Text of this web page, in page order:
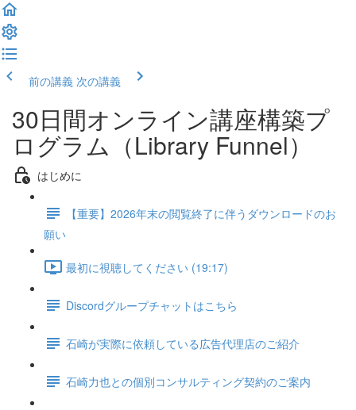
前の講義 次の講義
30日間オンライン講座構築プ
ログラム（Library Funnel）
はじめに
【重要】2026年末の閲覧終了に伴うダウンロードのお
願い
最初に視聴してください (19:17)
Discordグループチャットはこちら
石崎が実際に依頼している広告代理店のご紹介
石崎力也との個別コンサルティング契約のご案内